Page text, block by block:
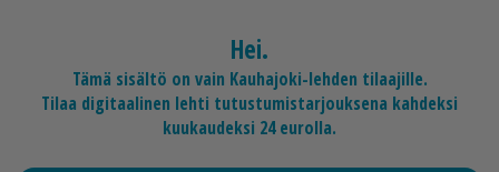
Hei.
Tämä sisältö on vain Kauhajoki-lehden tilaajille.
Tilaa digitaalinen lehti tutustumistarjouksena kahdeksi
kuukaudeksi 24 eurolla.